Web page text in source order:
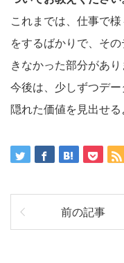
これまでは、仕事で
をするばかりで、そ
きなかった部分があり
今後は、少しずつデ
隠れた価値を見出せる
前の記事